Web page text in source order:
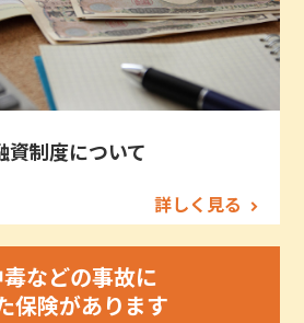
資制度について
詳しく見る
などの事故に
保険があります